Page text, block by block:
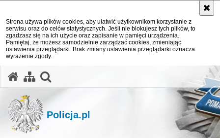
Strona używa plików cookies, aby ułatwić użytkownikom korzystanie z
serwisu oraz do celów statystycznych. Jeśli nie blokujesz tych plików, to
zgadzasz się na ich użycie oraz zapisanie w pamięci urządzenia.
Pamiętaj, że możesz samodzielnie zarządzać cookies, zmieniając
ustawienia przeglądarki. Brak zmiany ustawienia przeglądarki oznacza
wyrażenie zgody.
Policja.pl